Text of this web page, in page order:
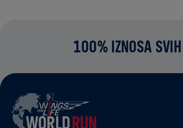
100% IZNOSA SVIH